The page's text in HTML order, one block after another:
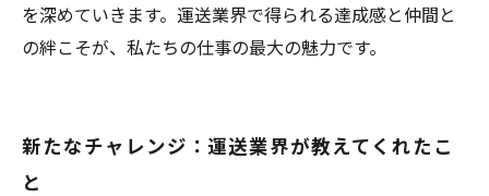
を深めていきます。運送業界で得られる達成感と仲間と
の絆こそが、私たちの仕事の最大の魅力です。
新たなチャレンジ：運送業界が教えてくれたこ
と